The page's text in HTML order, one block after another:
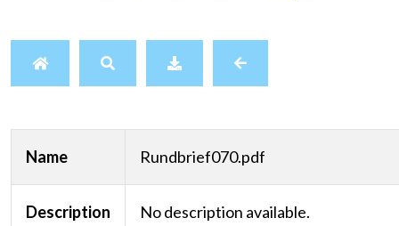
Name Rundbrief070.pdf
Description No description available.